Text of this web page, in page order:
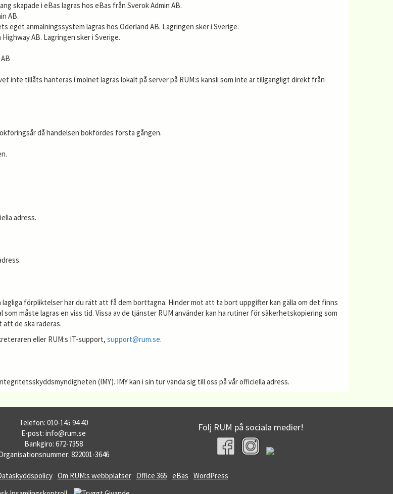
skapade i eBas lagras hos eBas från Sverok Admin AB.
AB.
anmälningssystem lagras hos Oderland AB. Lagringen sker i Sverige.
AB. Lagringen sker i Sverige.
inte tillåts hanteras i molnet lagras lokalt på server på RUM:s kansli som inte är tillgängligt direkt från
då händelsen bokfördes första gången.
adress.
förpliktelser har du rätt att få dem borttagna. Hinder mot att ta bort uppgifter kan gälla om det finns
måste lagras en viss tid. Vissa av de tjänster RUM använder kan ha rutiner för säkerhetskopiering som
de ska raderas.
eller RUM:s IT-support, support@rum.se.
(IMY). IMY kan i sin tur vända sig till oss på vår officiella adress.
Telefon: 010-145 94 40
E-post: info@rum.se
Bankgiro: 672-7358
822001-3646
Följ RUM på sociala medier!
Om RUM:s webbplatser Office 365 eBas WordPress